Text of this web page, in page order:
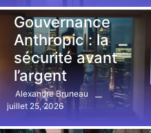
IA
Gouvernance
Anthropic : la
sécurité avant
l’argent
Alexandre Bruneau
juillet 25, 2026